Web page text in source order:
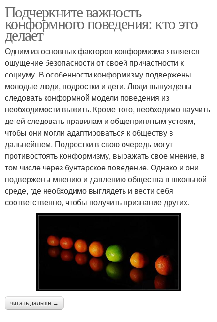
Подчеркните важность
конформного поведения: кто это
делает
Одним из основных факторов конформизма является
ощущение безопасности от своей причастности к
социуму. В особенности конформизму подвержены
молодые люди, подростки и дети. Люди вынуждены
следовать конформной модели поведения из
необходимости выжить. Кроме того, необходимо научить
детей следовать правилам и общепринятым устоям,
чтобы они могли адаптироваться к обществу в
дальнейшем. Подростки в свою очередь могут
противостоять конформизму, выражать свое мнение, в
том числе через бунтарское поведение. Однако и они
подвержены мнению и давлению общества в школьной
среде, где необходимо выглядеть и вести себя
соответственно, чтобы получить признание других.
читать дальше →